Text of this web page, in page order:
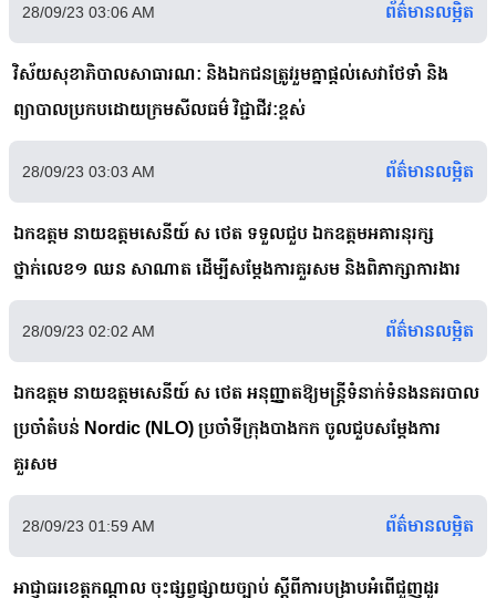
28/09/23 03:06 AM ព័ត៌មានលម្អិត
វិស័យសុខាភិបាលសាធារណៈ និងឯកជនត្រូវរួមគ្នាផ្តល់សេវាថែទាំ និង
ព្យាបាលប្រកបដោយក្រមសីលធម៌ វិជ្ជាជីវៈខ្ពស់
28/09/23 03:03 AM ព័ត៌មានលម្អិត
ឯកឧត្ដម នាយឧត្តមសេនីយ៍ ស ថេត ទទួលជួប ឯកឧត្ដមអគារនុរក្ស
ថ្នាក់លេខ១ ឈន សាណាត ដើម្បីសម្តែងការគួរសម និងពិភាក្សាការងារ
28/09/23 02:02 AM ព័ត៌មានលម្អិត
ឯកឧត្ដម នាយឧត្តមសេនីយ៍ ស ថេត អនុញ្ញាតឱ្យមន្ត្រីទំនាក់ទំនងនគរបាល
ប្រចាំតំបន់ Nordic (NLO) ប្រចាំទីក្រុងបាងកក ចូលជួបសម្តែងការ
គួរសម
28/09/23 01:59 AM ព័ត៌មានលម្អិត
អាជ្ញាធរខេត្តកណ្ដាល ចុះផ្សព្វផ្សាយច្បាប់ ស្ដីពីការបង្រាបអំពើជួញដូរ